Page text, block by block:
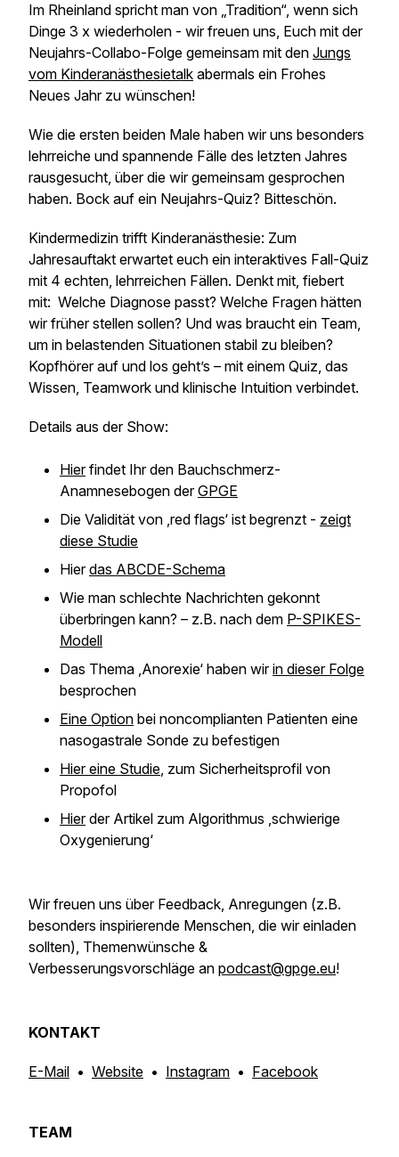
Im Rheinland spricht man von „Tradition“, wenn sich
Dinge 3 x wiederholen - wir freuen uns, Euch mit der
Neujahrs-Collabo-Folge gemeinsam mit den Jungs
vom Kinderanästhesietalk abermals ein Frohes
Neues Jahr zu wünschen!
Wie die ersten beiden Male haben wir uns besonders
lehrreiche und spannende Fälle des letzten Jahres
rausgesucht, über die wir gemeinsam gesprochen
haben. Bock auf ein Neujahrs-Quiz? Bitteschön.
Kindermedizin trifft Kinderanästhesie: Zum
Jahresauftakt erwartet euch ein interaktives Fall-Quiz
mit 4 echten, lehrreichen Fällen. Denkt mit, fiebert
mit: Welche Diagnose passt? Welche Fragen hätten
wir früher stellen sollen? Und was braucht ein Team,
um in belastenden Situationen stabil zu bleiben?
Kopfhörer auf und los geht’s – mit einem Quiz, das
Wissen, Teamwork und klinische Intuition verbindet.
Details aus der Show:
Hierfindet Ihr den Bauchschmerz-
Anamnesebogen derGPGE
Die Validität von ‚red flags‘ ist begrenzt - zeigt
diese Studie
Hierdas ABCDE-Schema
Wie man schlechte Nachrichten gekonnt
überbringen kann? – z.B. nach dem P-SPIKES-
Modell
Das Thema ‚Anorexie‘ haben wirin dieser Folge
besprochen
Eine Option bei noncomplianten Patienten eine
nasogastrale Sonde zu befestigen
Hier eine Studie, zum Sicherheitsprofil von
Propofol
Hierder Artikel zum Algorithmus ‚schwierige
Oxygenierung‘
Wir freuen uns über Feedback, Anregungen (z.B.
besonders inspirierende Menschen, die wir einladen
sollten), Themenwünsche &
Verbesserungsvorschläge an podcast@gpge.eu!
KONTAKT
E-Mail • Website • Instagram • Facebook
TEAM